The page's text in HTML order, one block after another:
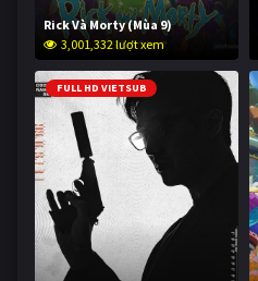
Rick Và Morty (Mùa 9)
3,001,332 lượt xem
FULL HD VIETSUB